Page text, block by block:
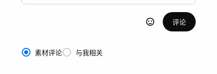
评论
素材评论 与我相关